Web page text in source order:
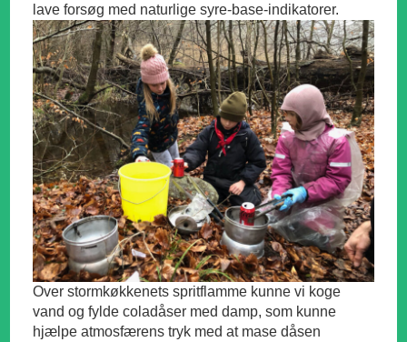
lave forsøg med naturlige syre-base-indikatorer.
Over stormkøkkenets spritflamme kunne vi koge
vand og fylde coladåser med damp, som kunne
hjælpe atmosfærens tryk med at mase dåsen